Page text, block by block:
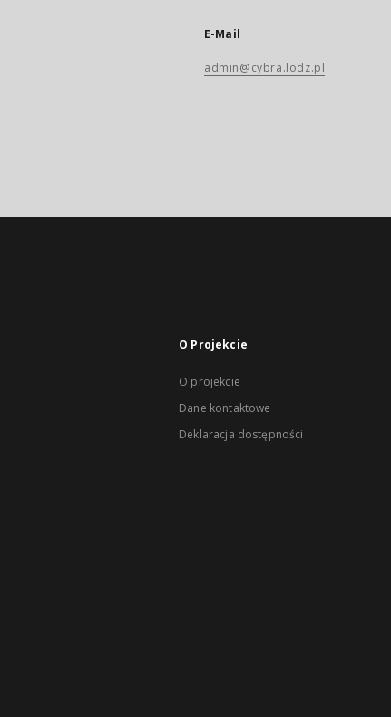
E-Mail
admin@cybra.lodz.pl
O Projekcie
O projekcie
Dane kontaktowe
Deklaracja dostępności